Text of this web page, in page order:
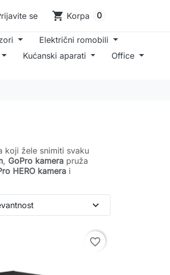
se shopping_cart Korpa 0
Električni romobili
Kućanski aparati
Office
koji žele snimiti svaku
, GoPro kamera pruža
HERO kamera i
expand_more
favorite_border